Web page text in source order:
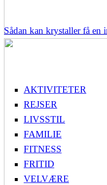
Sådan kan krystaller få
AKTIVITETER
REJSER
LIVSSTIL
FAMILIE
FITNESS
FRITID
VELVÆRE